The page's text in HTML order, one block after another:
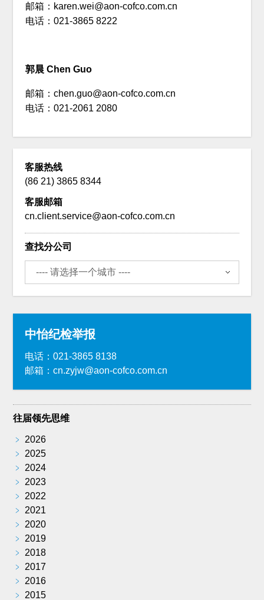
邮箱：karen.wei@aon-cofco.com.cn
电话：021-3865 8222
郭晨 Chen Guo
邮箱：chen.guo@aon-cofco.com.cn
电话：021-2061 2080
客服热线
(86 21) 3865 8344
客服邮箱
cn.client.service@aon-cofco.com.cn
查找分公司
中怡纪检举报
电话：021-3865 8138
邮箱：cn.zyjw@aon-cofco.com.cn
往届领先思维
﹥
2026
﹥
2025
﹥
2024
﹥
2023
﹥
2022
﹥
2021
﹥
2020
﹥
2019
﹥
2018
﹥
2017
﹥
2016
﹥
2015